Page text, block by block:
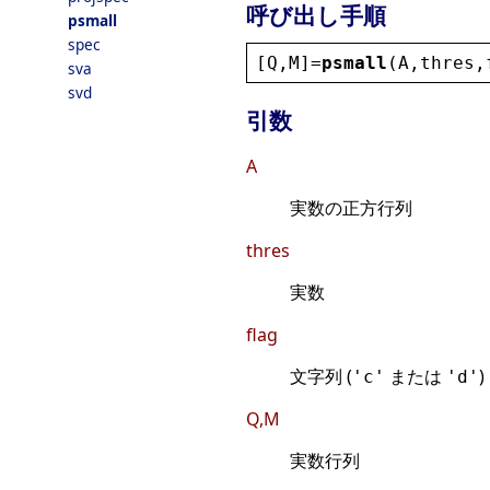
psmall
spec
sva
svd
呼び出し手順
[ Q , M]=psmall (A , thres ,
引数
A
実数の正方行列
thres
実数
flag
文字列 ( 'c' または 'd' )
Q,M
実数行列